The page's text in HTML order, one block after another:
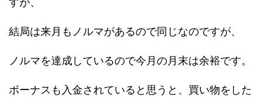
結局は来月もノルマがあるので同じなのですが、
ノルマを達成しているので今月の月末は余裕です。
ボーナスも入金されていると思うと、買い物をした